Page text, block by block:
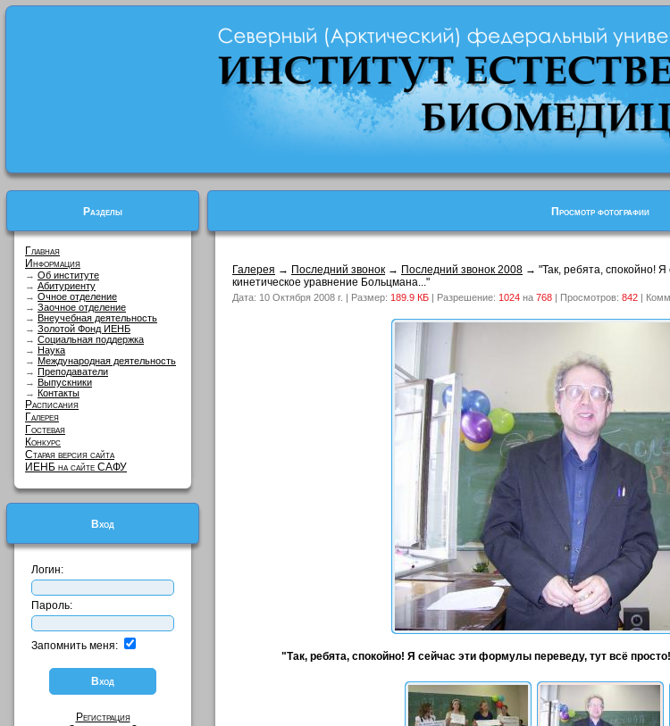
Разделы
Главная
Информация
→ Об институте
→ Абитуриенту
→ Очное отделение
→ Заочное отделение
→ Внеучебная деятельность
→ Золотой Фонд ИЕНБ
→ Социальная поддержка
→ Наука
→ Международная деятельность
→ Преподаватели
→ Выпускники
→ Контакты
Расписания
Галерея
Гостевая
Конкурс
Старая версия сайта
ИЕНБ на сайте САФУ
Вход
Логин:
Пароль:
Запомнить меня:
Регистрация
Просмотр фотографии
Галерея → Последний звонок → Последний звонок 2008 → "Так, ребята, спокойно!
кинетическое уравнение Больцмана..."
Дата: 10 Октября 2008 г. | Размер: 189.9 КБ | Разрешение: 1024 на 768 | Просмотров: 842 |
"Так, ребята, спокойно! Я сейчас эти формулы переведу, тут всё